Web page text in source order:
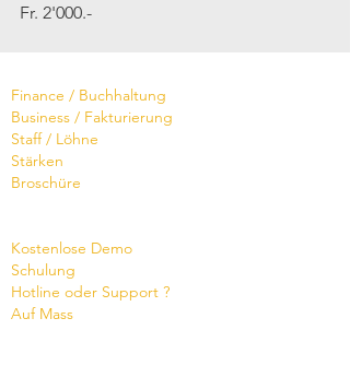
Fr. 2'000.-
Finance / Buchhaltung
Business / Fakturierung
Staff / Löhne
Stärken
Broschüre
Kostenlose Demo
Schulung
Hotline oder Support ?
Auf Mass